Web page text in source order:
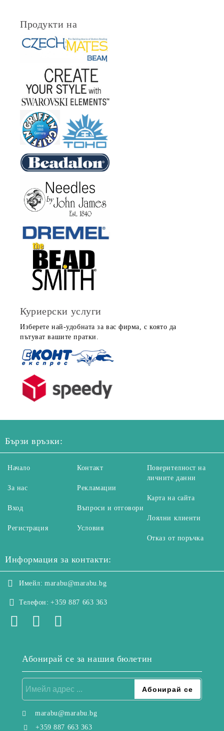
Продукти на
Куриерски услуги
Изберете най-удобната за вас фирма, с която да
пътуват вашите пратки.
Бързи връзки:
Начало
За нас
Вход
Регистрация
Контакт
Рекламации
Въпроси и отговори
Условия
Поверителност на
личните данни
Карта на сайта
Лоялни клиенти
Отказ от поръчка
Информация за контакти:
Имейл: marabu@marabu.bg
Телефон: +359 887 663 363
Абонирай се за нашия бюлетин
marabu@marabu.bg
+359 887 663 363